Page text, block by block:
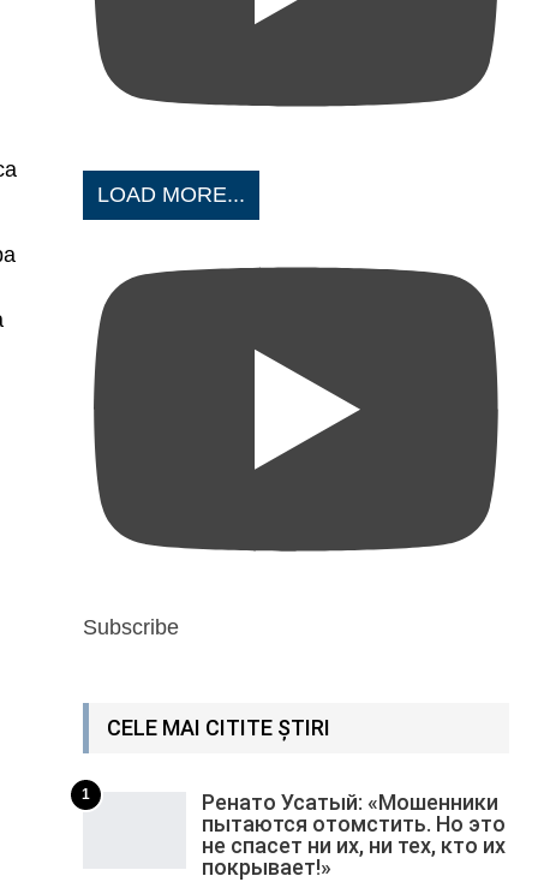
LOAD MORE...
Subscribe
CELE MAI CITITE ȘTIRI
1
Ренато Усатый: «Мошенники
пытаются отомстить. Но это
не спасет ни их, ни тех, кто их
покрывает!»